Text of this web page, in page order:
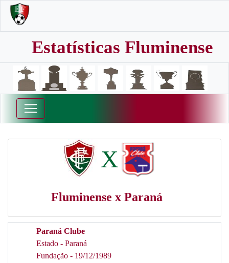
Estatísticas Fluminense
X
Fluminense x Paraná
Paraná Clube
Estado - Paraná
Fundação - 19/12/1989